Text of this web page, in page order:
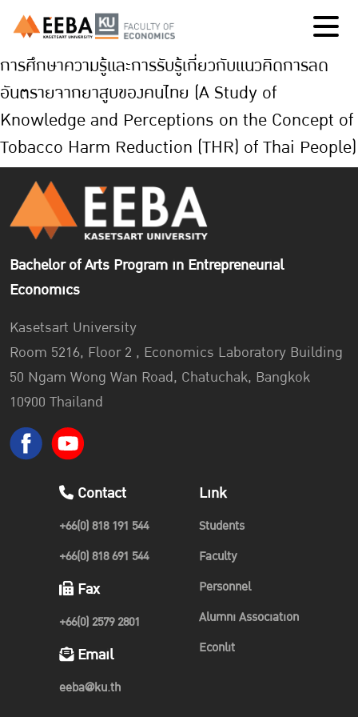
การศึกษาความรู้และการรับรู้เกี่ยวกับแนวคิดการลด
อันตรายจากยาสูบของคนไทย (A Study of
Knowledge and Perceptions on the Concept of
Tobacco Harm Reduction (THR) of Thai People)
Bachelor of Arts Program in Entrepreneurial
Economics
Kasetsart University
Room 5216, Floor 2 , Economics Laboratory Building
50 Ngam Wong Wan Road, Chatuchak, Bangkok
10900 Thailand
Contact
+66(0) 818 191 544
+66(0) 818 691 544
Fax
+66(0) 2579 2801
Email
eeba@ku.th
Link
Students
Faculty
Personnel
Alumni Association
Econlit